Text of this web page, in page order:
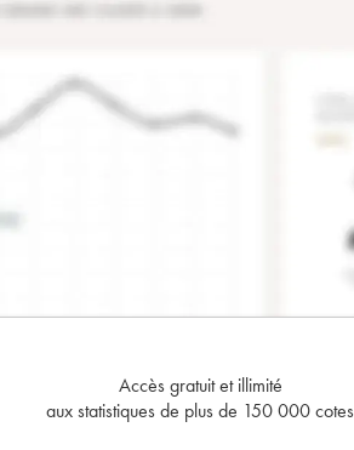
Accès gratuit et illimité
aux statistiques de plus de 150 000 cotes